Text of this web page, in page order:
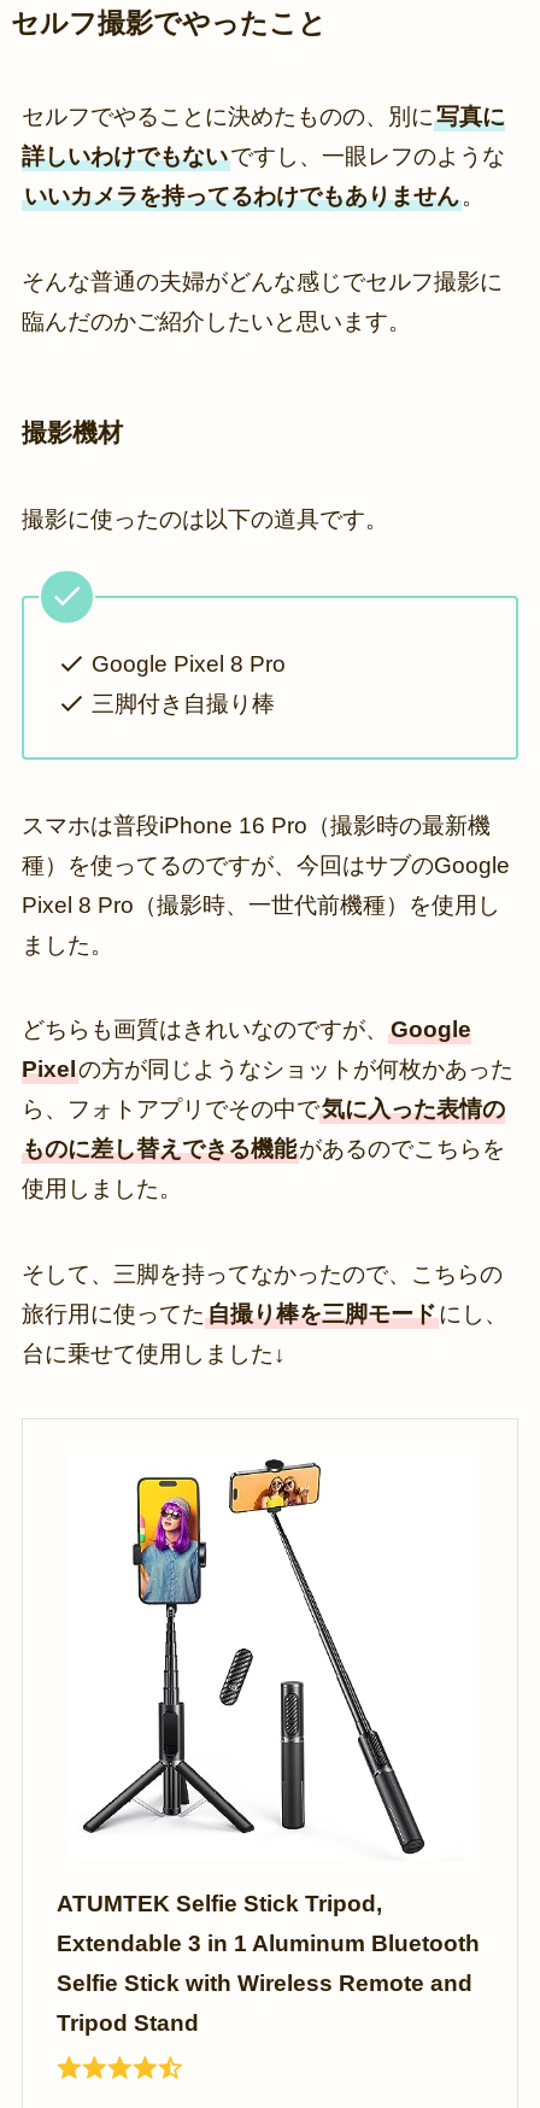
セルフ撮影でやったこと
セルフでやることに決めたものの、別に写真に
詳しいわけでもないですし、一眼レフのような
いいカメラを持ってるわけでもありません。
そんな普通の夫婦がどんな感じでセルフ撮影に
臨んだのかご紹介したいと思います。
撮影機材
撮影に使ったのは以下の道具です。
Google Pixel 8 Pro
三脚付き自撮り棒
スマホは普段iPhone 16 Pro（撮影時の最新機
種）を使ってるのですが、今回はサブのGoogle
Pixel 8 Pro（撮影時、一世代前機種）を使用し
ました。
どちらも画質はきれいなのですが、 Google
Pixelの方が同じようなショットが何枚かあった
ら、フォトアプリでその中で気に入った表情の
ものに差し替えできる機能があるのでこちらを
使用しました。
そして、三脚を持ってなかったので、こちらの
旅行用に使ってた自撮り棒を三脚モードにし、
台に乗せて使用しました↓
ATUMTEK Selfie Stick Tripod,
Extendable 3 in 1 Aluminum Bluetooth
Selfie Stick with Wireless Remote and
Tripod Stand